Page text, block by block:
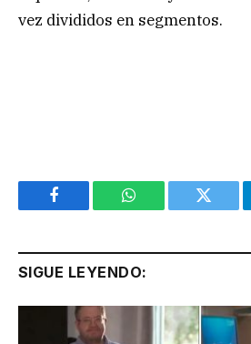
vez divididos en segmentos.
Facebook WhatsApp Twitter
SIGUE LEYENDO: